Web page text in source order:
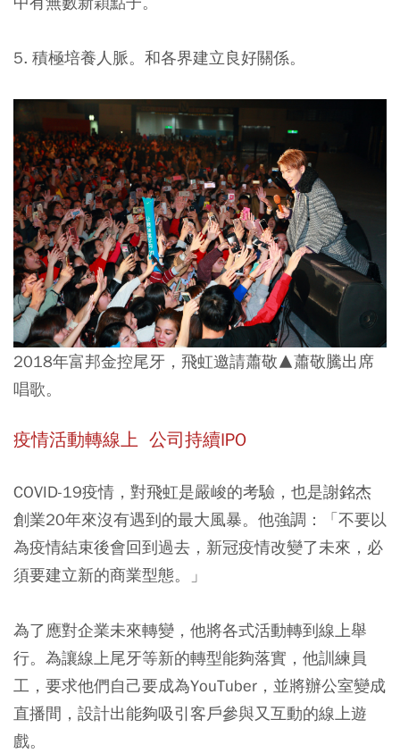
5. 積極培養人脈。和各界建立良好關係。
2018年富邦金控尾牙，飛虹邀請蕭敬▲蕭敬騰出席
唱歌。
疫情活動轉線上 公司持續IPO
COVID-19疫情，對飛虹是嚴峻的考驗，也是謝銘杰
創業20年來沒有遇到的最大風暴。他強調：「不要以
為疫情結束後會回到過去，新冠疫情改變了未來，必
須要建立新的商業型態。」
為了應對企業未來轉變，他將各式活動轉到線上舉
行。為讓線上尾牙等新的轉型能夠落實，他訓練員
工，要求他們自己要成為YouTuber，並將辦公室變成
直播間，設計出能夠吸引客戶參與又互動的線上遊
戲。